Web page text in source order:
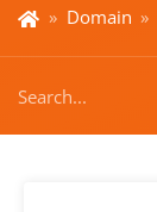
» Domain »